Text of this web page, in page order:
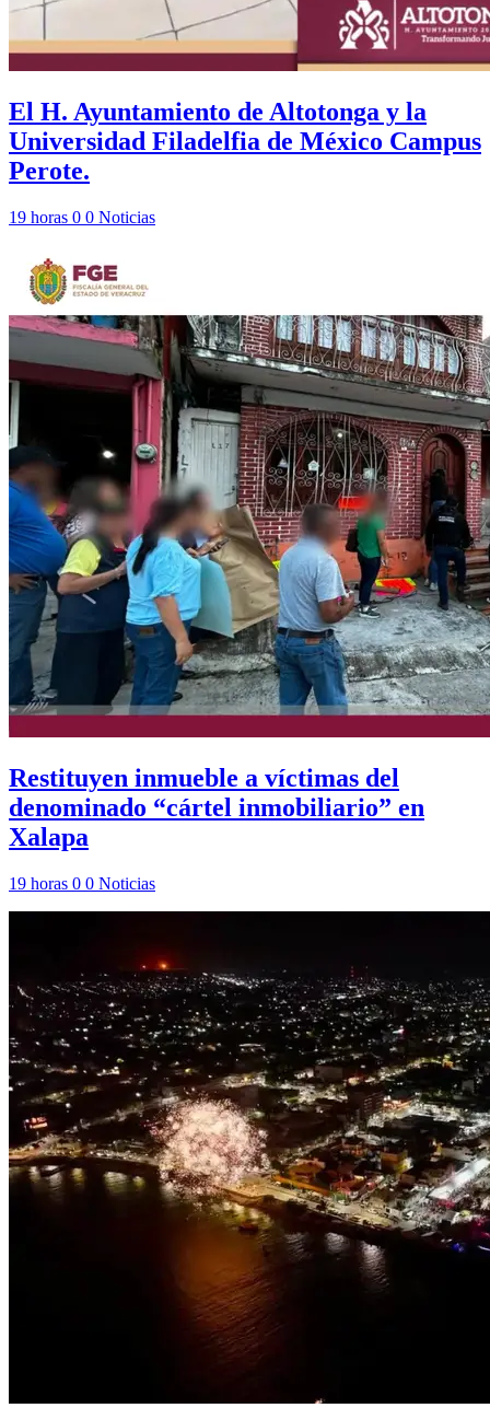
El H. Ayuntamiento de Altotonga y la
Universidad Filadelfia de México Campus
Perote.
19 horas 0 0 Noticias
Restituyen inmueble a víctimas del
denominado “cártel inmobiliario” en
Xalapa
19 horas 0 0 Noticias